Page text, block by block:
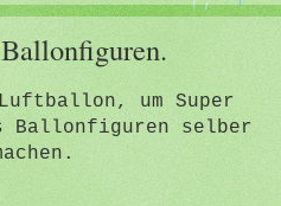
um Super
Ballonfiguren selber